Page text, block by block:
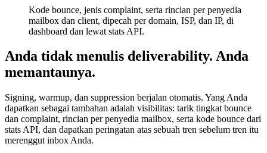
Kode bounce, jenis complaint, serta rincian per penyedia
mailbox dan client, dipecah per domain, ISP, dan IP, di
dashboard dan lewat stats API.
Anda tidak menulis deliverability. Anda
memantaunya.
Signing, warmup, dan suppression berjalan otomatis. Yang Anda
dapatkan sebagai tambahan adalah visibilitas: tarik tingkat bounce
dan complaint, rincian per penyedia mailbox, serta kode bounce dari
stats API, dan dapatkan peringatan atas sebuah tren sebelum tren itu
merenggut inbox Anda.